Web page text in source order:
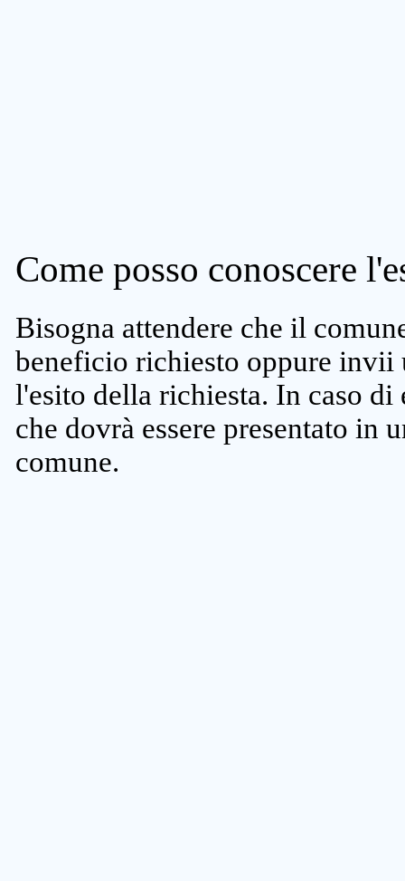
Come posso conoscere
Bisogna attendere che il
beneficio richiesto oppure invii
l'esito della richiesta. In caso
che dovrà essere presentato in
comune.